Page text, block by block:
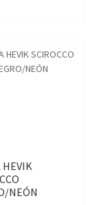
HEVIK
NEÓN